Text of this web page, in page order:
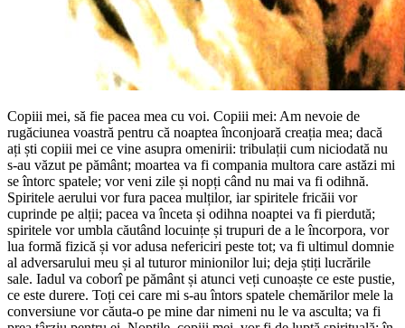
Copiii mei, să fie pacea mea cu voi. Copiii mei: Am nevoie de
rugăciunea voastră pentru că noaptea înconjoară creația mea; dacă
ați ști copiii mei ce vine asupra omenirii: tribulații cum niciodată nu
s-au văzut pe pământ; moartea va fi compania multora care astăzi mi
se întorc spatele; vor veni zile și nopți când nu mai va fi odihnă.
Spiritele aerului vor fura pacea mulților, iar spiritele fricăii vor
cuprinde pe alții; pacea va înceta și odihna noaptei va fi pierdută;
spiritele vor umbla căutând locuințe și trupuri de a le încorpora, vor
lua formă fizică și vor adusa nefericiri peste tot; va fi ultimul domnie
al adversarului meu și al tuturor minionilor lui; deja știți lucrările
sale. Iadul va coborî pe pământ și atunci veți cunoaște ce este pustie,
ce este durere. Toți cei care mi s-au întors spatele chemărilor mele la
conversiune vor căuta-o pe mine dar nimeni nu le va asculta; va fi